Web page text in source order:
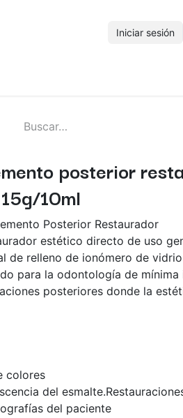
Iniciar sesión
posterior
10ml
Posterior Restaurador
estético directo de uso
de relleno de ionómero de
para la odontología de mínima
posteriores donde la
colores
del
del paciente